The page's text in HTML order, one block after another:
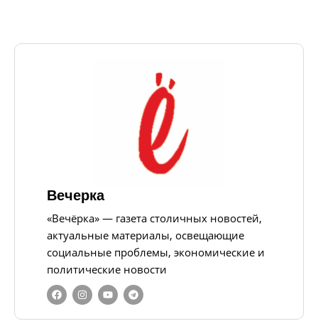
Вечерка
«Вечёрка» — газета столичных новостей,
актуальные материалы, освещающие
социальные проблемы, экономические и
политические новости